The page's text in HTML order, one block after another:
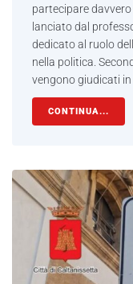
partecipare
lanciato dal
dedicato al ruolo
nella politica.
vengono giudicati in
CONTINUA...